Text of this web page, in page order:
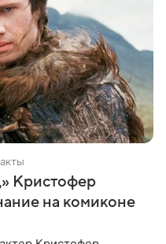
Кристофер
на комиконе